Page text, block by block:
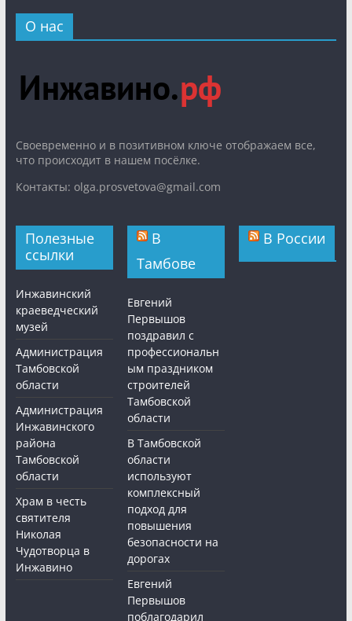
О нас
Cвоевременно и в позитивном ключе отображаем все,
что происходит в нашем посёлке.
Контакты: olga.prosvetova@gmail.com
Полезные
ссылки
Инжавинский
краеведческий
музей
Администрация
Тамбовской
области
Администрация
Инжавинского
района
Тамбовской
области
Храм в честь
святителя
Николая
Чудотворца в
Инжавино
В
Тамбове
Евгений
Первышов
поздравил с
профессиональн
ым праздником
строителей
Тамбовской
области
В Тамбовской
области
используют
комплексный
подход для
повышения
безопасности на
дорогах
Евгений
Первышов
поблагодарил
В России